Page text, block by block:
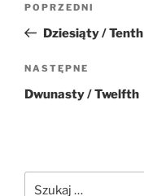
Poprzedni
wpis
POPRZEDNI
Dziesiąty / Tenth
Następny
wpis
NASTĘPNE
Dwunasty / Twelfth